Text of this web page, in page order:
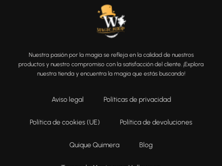
Nuestra pasión por la magia se refleja en la calidad de nuestros
productos y nuestro compromiso con la satisfacción del cliente. ¡Explora
nuestra tienda y encuentra la magia que estás buscando!
Aviso legal Políticas de privacidad
Política de cookies (UE) Política de devoluciones
Quique Quimera Blog